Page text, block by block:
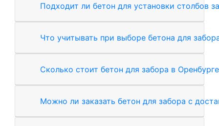
Подходит ли бетон для установки столбов
Что учитывать при выборе бетона для
Сколько стоит бетон для забора в
Можно ли заказать бетон для забора с